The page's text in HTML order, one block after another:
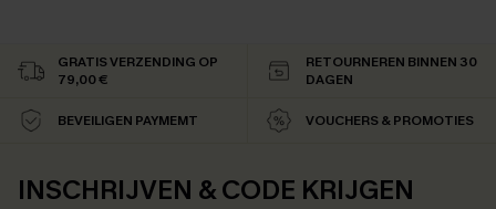
GRATIS VERZENDING OP
79,00 €
RETOURNEREN BINNEN 30
DAGEN
BEVEILIGEN PAYMEMT VOUCHERS & PROMOTIES
INSCHRIJVEN & CODE KRIJGEN